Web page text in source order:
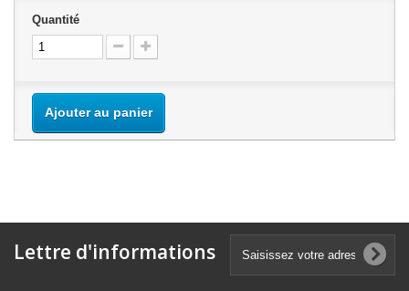
Quantité
Ajouter au panier
Lettre d'informations